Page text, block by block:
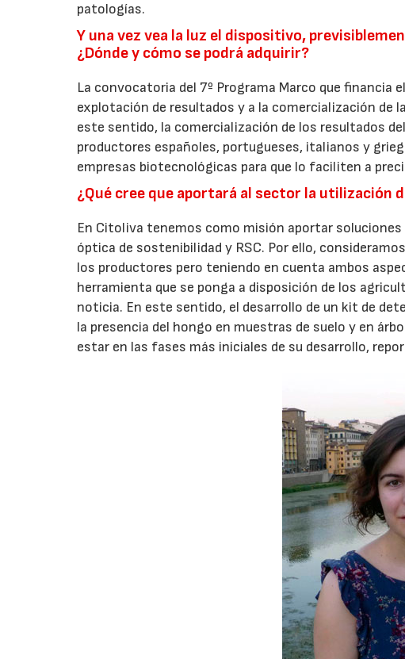
patologías.
Y una vez vea la luz el dispositivo,
¿Dónde y cómo se podrá adquirir?
La convocatoria del 7º Programa Marco que financia
explotación de resultados y a la comercialización de
este sentido, la comercialización de los resultados
productores españoles, portugueses, italianos y
empresas biotecnológicas para que lo faciliten a
¿Qué cree que aportará al sector la utilización
En Citoliva tenemos como misión aportar
óptica de sostenibilidad y RSC. Por ello,
los productores pero teniendo en cuenta ambos
herramienta que se ponga a disposición de los
noticia. En este sentido, el desarrollo de un kit de
la presencia del hongo en muestras de suelo y en
estar en las fases más iniciales de su desarrollo,